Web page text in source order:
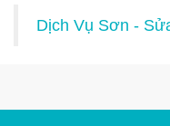
Dịch Vụ Sơn -